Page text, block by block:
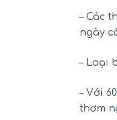
– Các
ngày
– Loại
– Với
thơm